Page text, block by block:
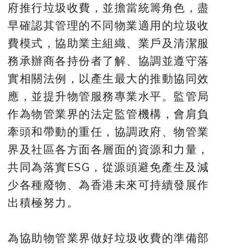
府推行垃圾收費，並擔當統籌角色，盡
早確認其管理的不同物業適用的垃圾收
費模式，協助業主組織、業戶及清潔服
務承辦商各持份者了解、協調並遵守落
實相關法例，以產生最大的推動協同效
應，並提升物管服務專業水平。監管局
作為物管業界的法定監管機構，會肩負
牽頭和帶動的重任，協調政府、物管業
界及社區各方面各層面的資源和力量，
共同為落實ESG，從源頭避免產生及減
少各種廢物、為香港未來可持續發展作
出積極努力。
為協助物管業界做好垃圾收費的準備部